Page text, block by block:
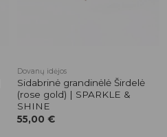
Dovanų idėjos
Sidabrinė grandinėlė Širdelė
(rose gold) | SPARKLE &
SHINE
55,00 €